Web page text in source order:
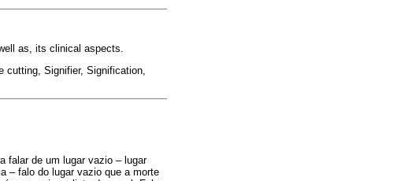
as, its clinical aspects.
cutting, Signifier, Signification,
falar de um lugar vazio – lugar
– falo do lugar vazio que a morte